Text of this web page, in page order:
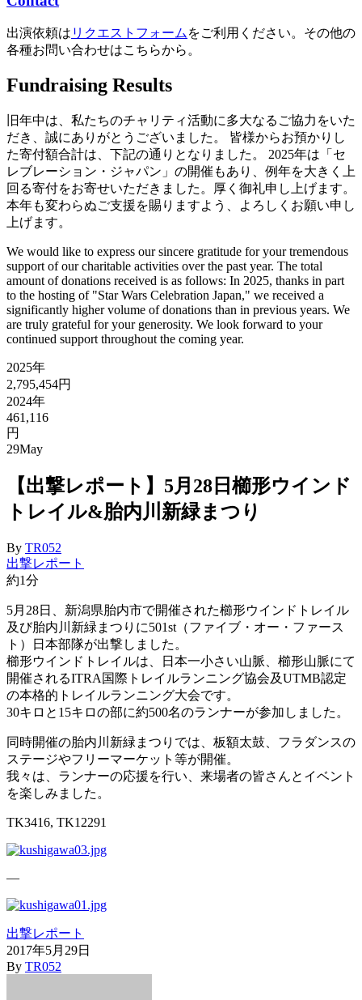
出演依頼は リクエストフォーム をご利用ください。その他の
各種お問い合わせはこちらから。
Fundraising Results
旧年中は、私たちのチャリティ活動に多大なるご協力をいた
だき、誠にありがとうございました。 皆様からお預かりし
た寄付額合計は、下記の通りとなりました。 2025年は「セ
レブレーション・ジャパン」の開催もあり、例年を大きく上
回る寄付をお寄せいただきました。厚く御礼申し上げます。
本年も変わらぬご支援を賜りますよう、よろしくお願い申し
上げます。
We would like to express our sincere gratitude for your tremendous
support of our charitable activities over the past year. The total
amount of donations received is as follows: In 2025, thanks in part
to the hosting of "Star Wars Celebration Japan," we received a
significantly higher volume of donations than in previous years. We
are truly grateful for your generosity. We look forward to your
continued support throughout the coming year.
2025年
2,795,454円
2024年
461,116
円
29May
【出撃レポート】5月28日櫛形ウインド
トレイル&胎内川新緑まつり
By TR052
出撃レポート
約1分
5月 28日、新潟県胎内市で開催された櫛形ウインドトレイル
及び胎内川新緑まつりに501st （ファイブ・オー・ファース
ト）日本部隊が出撃しました。
櫛形ウインドトレイルは、日本一小さい山脈、櫛形山脈にて
開催されるITRA国際トレイルランニング協会及UTMB認定
の本格的トレイルランニング大会です。
30キロと15キロの部に約500名のランナーが参加しました。
同時開催の胎内川新緑まつりでは、板額太鼓、フラダンスの
ステージやフリーマーケット等が開催。
我々は、ランナーの応援を行い、来場者の皆さんとイベント
を楽しみました。
TK3416, TK12291
—
出撃レポート
2017年5月29日
By TR052